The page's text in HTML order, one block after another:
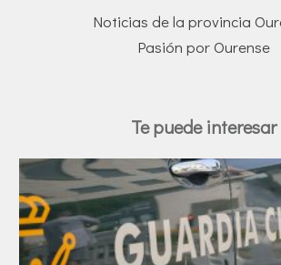
Noticias de la provincia
Pasión por Ourense
Te puede interesar